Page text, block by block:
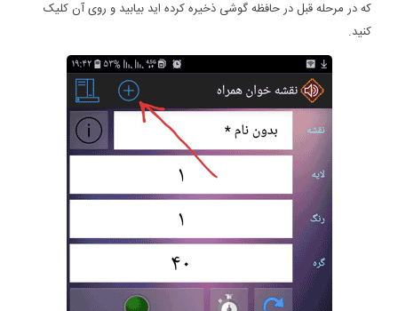
که در مرحله قبل در حافظه گوشی ذخیره کرده اید بیابید و روی آن کلیک
کنید.